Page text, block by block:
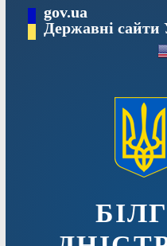
вмісту
gov.ua
Державні сайти